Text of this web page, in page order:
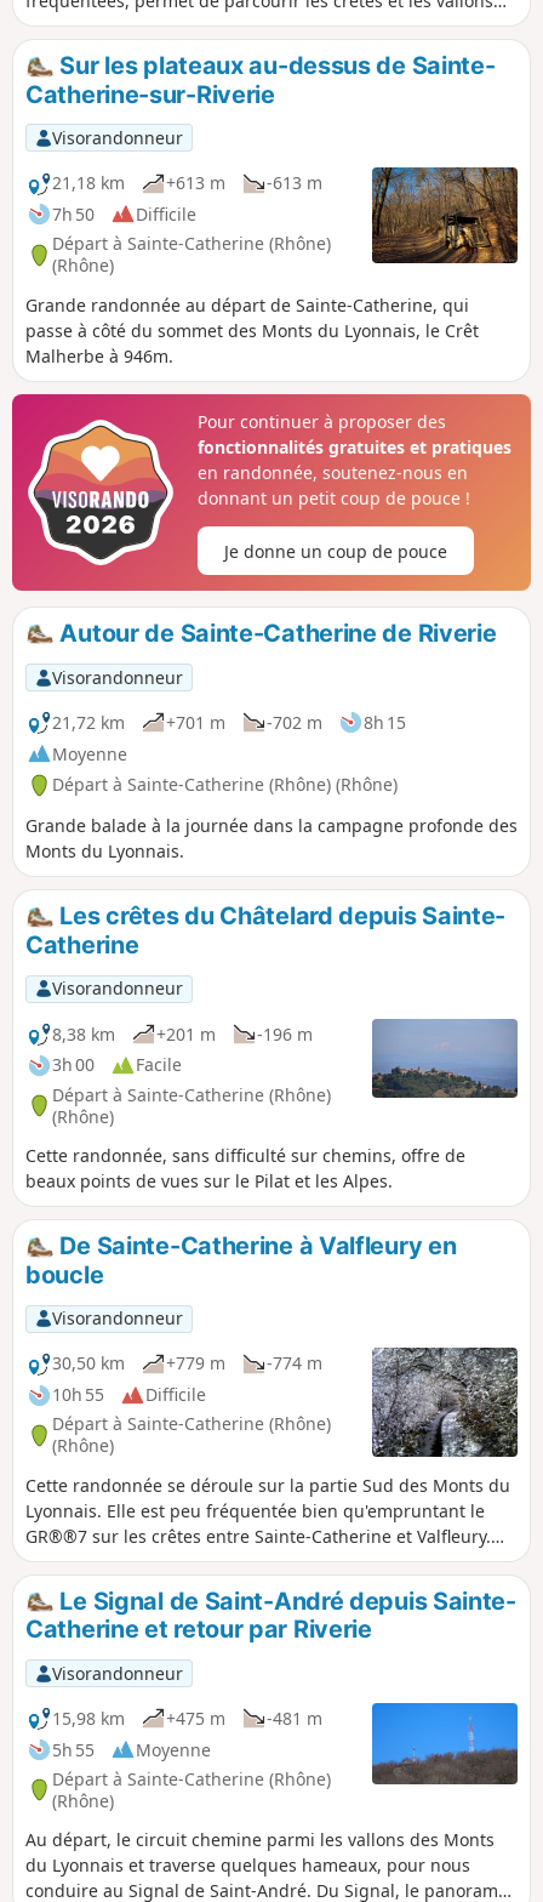
des Monts du Lyonnais, et découvrir les Chapelles Saint-
Apollinaire et Saint-Pierre. Belles vues sur la vallée du
Rhône, le Massif du Pilat et les Alpes par temps clair.
Sur les plateaux au-dessus de Sainte-
Catherine-sur-Riverie
Visorandonneur
21,18 km
+613 m
-613 m
7h 50
Difficile
Départ à Sainte-Catherine (Rhône)
(Rhône)
Grande randonnée au départ de Sainte-Catherine, qui
passe à côté du sommet des Monts du Lyonnais, le Crêt
Malherbe à 946m.
Pour continuer à proposer des
fonctionnalités gratuites et pratiques
en randonnée, soutenez-nous en
donnant un petit coup de pouce !
Je donne un coup de pouce
Autour de Sainte-Catherine de Riverie
Visorandonneur
21,72 km
+701 m -702 m
8h 15
Moyenne
Départ à Sainte-Catherine (Rhône) (Rhône)
Grande balade à la journée dans la campagne profonde des
Monts du Lyonnais.
Les crêtes du Châtelard depuis Sainte-
Catherine
Visorandonneur
8,38 km
+201 m
-196 m
3h 00
Facile
Départ à Sainte-Catherine (Rhône)
(Rhône)
Cette randonnée, sans difficulté sur chemins, offre de
beaux points de vues sur le Pilat et les Alpes.
De Sainte-Catherine à Valfleury en
boucle
Visorandonneur
30,50 km
+779 m
-774 m
10h 55
Difficile
Départ à Sainte-Catherine (Rhône)
(Rhône)
Cette randonnée se déroule sur la partie Sud des Monts du
Lyonnais. Elle est peu fréquentée bien qu'empruntant le
GR®®7 sur les crêtes entre Sainte-Catherine et Valfleury.
Dans ce village avait lieu un pèlerinage consacré à la
Vierge. Des vestiges témoignent de cette époque qui
s'efface peu à peu : chemins de croix, statues, grottes
reconstituées. Le chemin de retour s'effectue par le vallon
de la Durèze avant de remonter sur de petits hameaux dont
celui de Lachal et son orgueilleux château néo-classique du
XVIIIe siècle puis traverse le Bois des Feuilles pour
retrouver Sainte-Catherine.
Le Signal de Saint-André depuis Sainte-
Catherine et retour par Riverie
Visorandonneur
15,98 km
+475 m
-481 m
5h 55
Moyenne
Départ à Sainte-Catherine (Rhône)
(Rhône)
Au départ, le circuit chemine parmi les vallons des Monts
du Lyonnais et traverse quelques hameaux, pour nous
conduire au Signal de Saint-André. Du Signal, le panorama